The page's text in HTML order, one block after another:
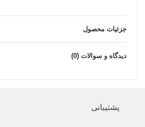
جزئیات محصول
دیدگاه و سوالات (0)
پشتیبانی